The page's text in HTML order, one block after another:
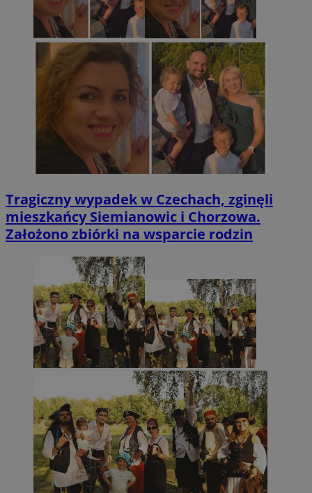
Tragiczny wypadek w Czechach, zginęli
mieszkańcy Siemianowic i Chorzowa.
Założono zbiórki na wsparcie rodzin